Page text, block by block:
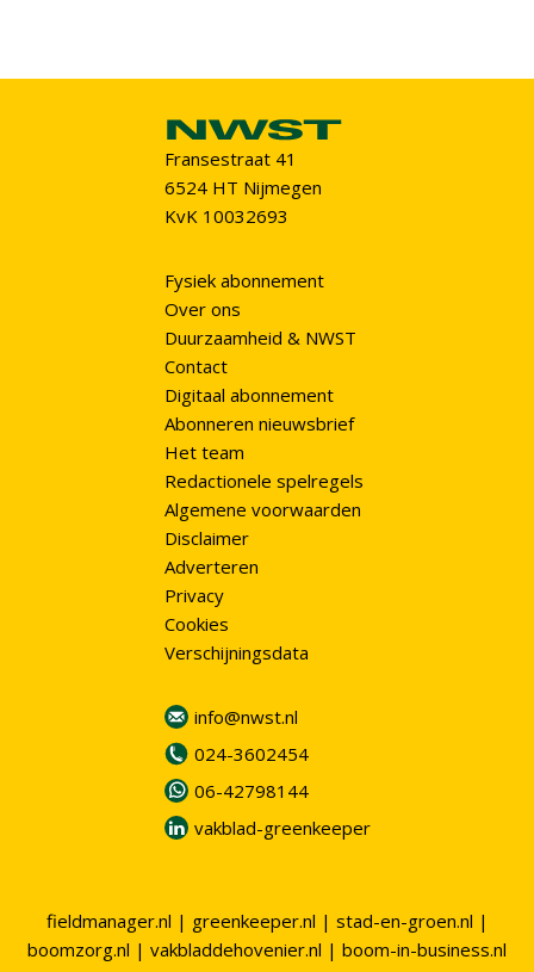
Fransestraat 41
6524 HT Nijmegen
KvK 10032693
Fysiek abonnement
Over ons
Duurzaamheid & NWST
Contact
Digitaal abonnement
Abonneren nieuwsbrief
Het team
Redactionele spelregels
Algemene voorwaarden
Disclaimer
Adverteren
Privacy
Cookies
Verschijningsdata
info@nwst.nl
024-3602454
06-42798144
vakblad-greenkeeper
fieldmanager.nl | greenkeeper.nl | stad-en-groen.nl |
boomzorg.nl | vakbladdehovenier.nl | boom-in-business.nl